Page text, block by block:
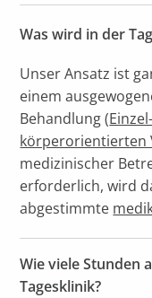
Was wird in der
Unser Ansatz ist
einem
Behandlung (Einzel-
körperorientierten
medizinischer
erforderlich, wird
abgestimmte
Wie viele Stunden
Tagesklinik?